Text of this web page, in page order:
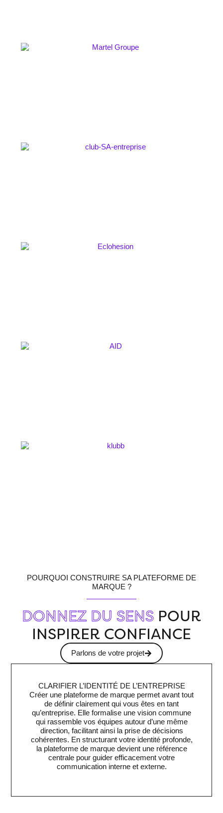
POURQUOI CONSTRUIRE SA PLATEFORME DE
MARQUE ?
DONNEZ DU SENS POUR
INSPIRER CONFIANCE
Parlons de votre projet
CLARIFIER L’IDENTITÉ DE L’ENTREPRISE
Créer une plateforme de marque permet avant tout
de définir clairement qui vous êtes en tant
qu’entreprise. Elle formalise une vision commune
qui rassemble vos équipes autour d’une même
direction, facilitant ainsi la prise de décisions
cohérentes. En structurant votre identité profonde,
la plateforme de marque devient une référence
centrale pour guider efficacement votre
communication interne et externe.